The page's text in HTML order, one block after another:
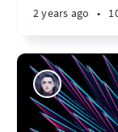
2 years ago •